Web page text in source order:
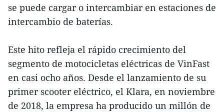
se puede cargar o intercambiar en estaciones de
intercambio de baterías.
Este hito refleja el rápido crecimiento del
segmento de motocicletas eléctricas de VinFast
en casi ocho años. Desde el lanzamiento de su
primer scooter eléctrico, el Klara, en noviembre
de 2018, la empresa ha producido un millón de